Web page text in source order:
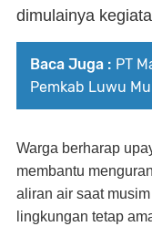
dimulainya
Baca Juga : PT
Pemkab Luwu
Warga berharap
membantu
aliran air saat
lingkungan tetap